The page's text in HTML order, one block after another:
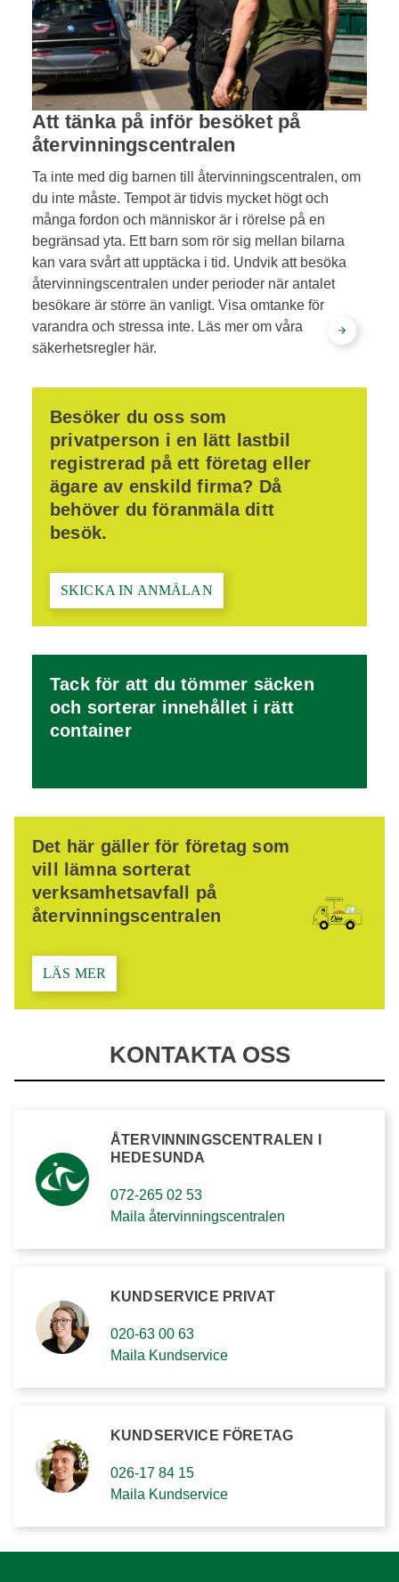
Att tänka på inför besöket på
återvinningscentralen
Ta inte med dig barnen till återvinningscentralen, om
du inte måste. Tempot är tidvis mycket högt och
många fordon och människor är i rörelse på en
begränsad yta. Ett barn som rör sig mellan bilarna
kan vara svårt att upptäcka i tid. Undvik att besöka
återvinningscentralen under perioder när antalet
besökare är större än vanligt. Visa omtanke för
varandra och stressa inte. Läs mer om våra
säkerhetsregler här.
Besöker du oss som
privatperson i en lätt lastbil
registrerad på ett företag eller
ägare av enskild firma? Då
behöver du föranmäla ditt
besök.
SKICKA IN ANMÄLAN
Tack för att du tömmer säcken
och sorterar innehållet i rätt
container
Det här gäller för företag som
vill lämna sorterat
verksamhetsavfall på
återvinningscentralen
LÄS MER
KONTAKTA OSS
ÅTERVINNINGSCENTRALEN I
HEDESUNDA
072-265 02 53
Maila återvinningscentralen
KUNDSERVICE PRIVAT
020-63 00 63
Maila Kundservice
KUNDSERVICE FÖRETAG
026-17 84 15
Maila Kundservice